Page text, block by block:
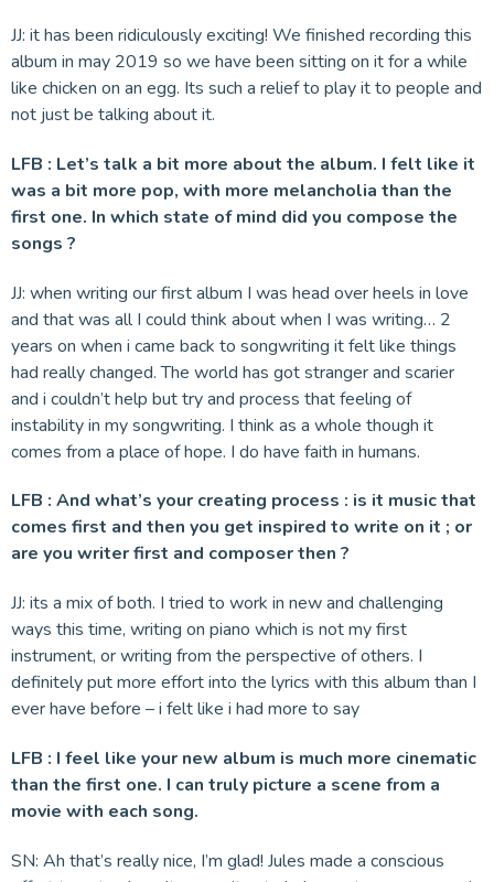
JJ: it has been ridiculously exciting! We finished recording this
album in may 2019 so we have been sitting on it for a while
like chicken on an egg. Its such a relief to play it to people and
not just be talking about it.
LFB : Let’s talk a bit more about the album. I felt like it
was a bit more pop, with more melancholia than the
first one. In which state of mind did you compose the
songs ?
JJ: when writing our first album I was head over heels in love
and that was all I could think about when I was writing… 2
years on when i came back to songwriting it felt like things
had really changed. The world has got stranger and scarier
and i couldn’t help but try and process that feeling of
instability in my songwriting. I think as a whole though it
comes from a place of hope. I do have faith in humans.
LFB : And what’s your creating process : is it music that
comes first and then you get inspired to write on it ; or
are you writer first and composer then ?
JJ: its a mix of both. I tried to work in new and challenging
ways this time, writing on piano which is not my first
instrument, or writing from the perspective of others. I
definitely put more effort into the lyrics with this album than I
ever have before – i felt like i had more to say
LFB : I feel like your new album is much more cinematic
than the first one. I can truly picture a scene from a
movie with each song.
SN: Ah that’s really nice, I’m glad! Jules made a conscious